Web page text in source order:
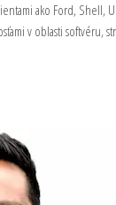
ako Ford, Shell,
v oblasti softvéru,